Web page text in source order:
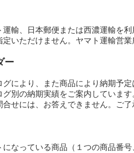
運輸、日本郵便または西濃運輸を
定いただけません。ヤマト運輸営
ー
グにより、また商品により納期予
グ別の納期実績をご案内しています
合せには、お答えできません。ご
になっている商品（１つの商品番